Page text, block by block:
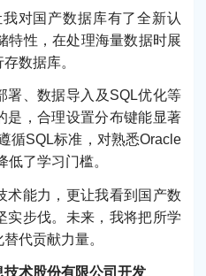
对国产数据库有了全新认
特性，在处理海量数据时展
数据库。
署、数据导入及SQL优化等
是，合理设置分布键能显著
循SQL标准，对熟悉Oracle
了学习门槛。
术能力，更让我看到国产数
实步伐。未来，我将把所学
代贡献力量。
术股份有限公司开发